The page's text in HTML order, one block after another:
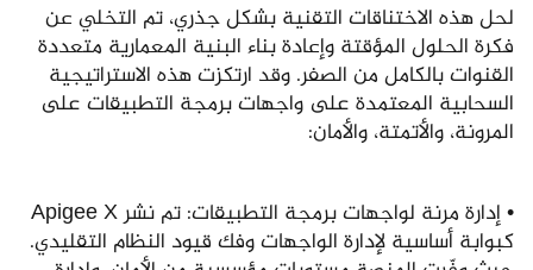
لحل هذه الاختناقات التقنية بشكل جذري، تم التخلي عن
فكرة الحلول المؤقتة وإعادة بناء البنية المعمارية متعددة
القنوات بالكامل من الصفر. وقد ارتكزت هذه الاستراتيجية
السحابية المعتمدة على واجهات برمجة التطبيقات على
المرونة، والأتمتة، والأمان:
• إدارة مرنة لواجهات برمجة التطبيقات: تم نشر Apigee X
كبوابة أساسية لإدارة الواجهات وفك قيود النظام التقليدي.